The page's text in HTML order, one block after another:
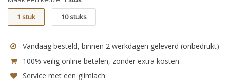
1 stuk
10 stuks
Vandaag besteld, binnen 2 werkdagen geleverd (onbedrukt)
100% veilig online betalen, zonder extra kosten
Service met een glimlach